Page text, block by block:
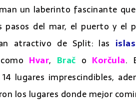
Plitviceun laberinto fascinante
del mar, el puerto y el
atractivo de Split: las
Hvar, Brač o Korčula.
lugares imprescindibles,
los lugares donde mejor